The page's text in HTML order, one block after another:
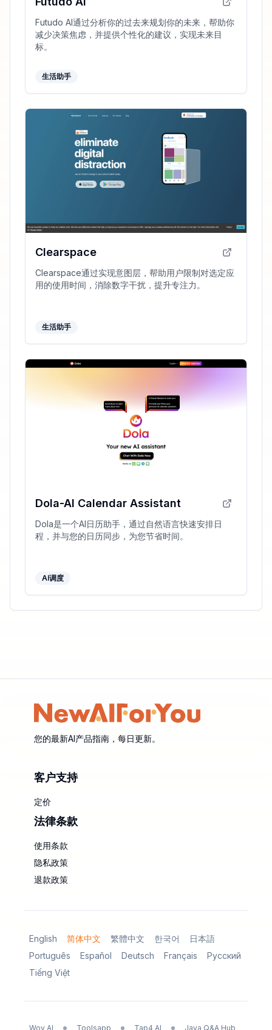
Futudo AI通过分析你的过去来规划你的未来，帮助你
减少决策焦虑，并提供个性化的建议，实现未来目
标。
生活助手
Clearspace
Clearspace通过实现意图层，帮助用户限制对选定应
用的使用时间，消除数字干扰，提升专注力。
生活助手
Dola-Al Calendar Assistant
Dola是一个AI日历助手，通过自然语言快速安排日
程，并与您的日历同步，为您节省时间。
AI调度
您的最新AI产品指南，每日更新。
客户支持
定价
法律条款
使用条款
隐私政策
退款政策
English 简体中文 繁體中文 한국어
日本語
Português
Español Deutsch Français
Русский
Tiếng Việt
Woy AI Toolsapp Tap4 AI Java Q&A Hub